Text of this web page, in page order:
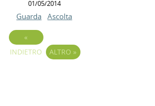
01/05/2014
Guarda Ascolta
«
INDIETRO
ALTRO »